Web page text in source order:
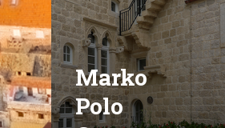
Marko
Polo